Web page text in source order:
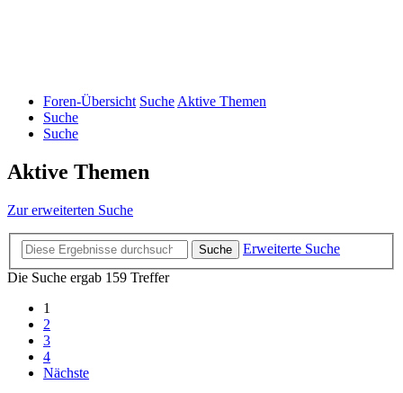
Foren-Übersicht SucheAktive Themen
Suche
Suche
Aktive Themen
Zur erweiterten Suche
Suche
Erweiterte Suche
Die Suche ergab 159 Treffer
1
2
3
4
Nächste